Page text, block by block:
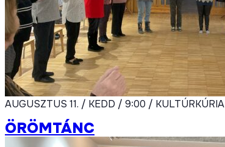
AUGUSZTUS 11. / KEDD / 9:00 / KULTÚRKÚRIA
ÖRÖMTÁNC